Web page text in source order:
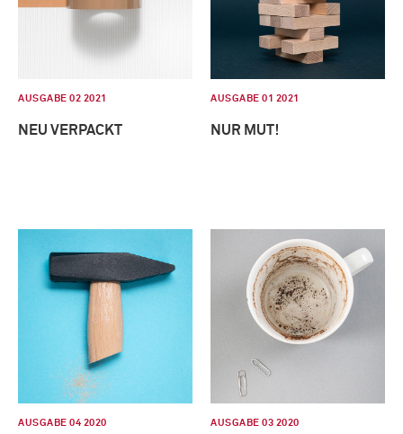
AUSGABE 02 2021
NEU VERPACKT
AUSGABE 01 2021
NUR MUT!
AUSGABE 04 2020 AUSGABE 03 2020